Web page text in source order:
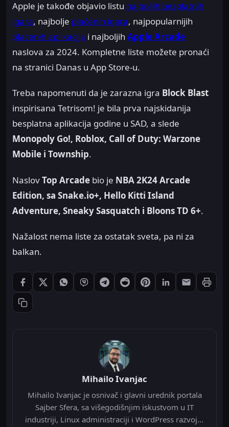
Apple je takođe objavio listu najboljih besplatnih
igara, najbolje plaćenih igara, najpopularnijih
plaćenih aplikacija i najboljih Apple Arcade
naslova za 2024. Kompletne liste možete pronaći
na stranici Danas u App Store-u.
Treba napomenuti da je zarazna igra Block Blast
inspirisana Tetrisom! je bila prva najskidanija
besplatna aplikacija godine u SAD, a slede
Monopoly Go!, Roblox, Call of Duty: Warzone
Mobile i Township.
NaslovTop Arcade bio je NBA 2K24 Arcade
Edition, sa Snake.io+, Hello Kitti Island
Adventure, Sneaky Sasquatch i Bloons TD 6+.
Nažalost nema liste za ostatak sveta, pa ni za
balkan.
Podeli: Facebook
Podeli: XPodeli: WhatsApp
Podeli: Viber
Podeli: Telegram
Podeli: Reddit
Podeli: Pinterest
Podeli: LinkedIn
Podeli:
Kopiraj link
Mihailo Ivanjac
Mihailo Ivanjac je osnivač i glavni urednik portala
Sajber Sfera, sa višegodišnjim iskustvom u IT
industriji, Linux administraciji i WordPress razvoju.